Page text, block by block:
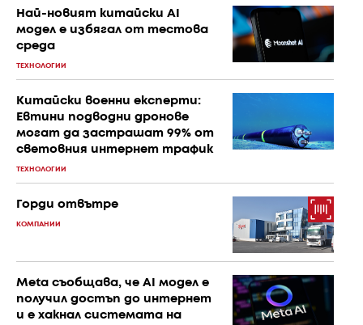
Най-новият китайски AI
модел е избягал от тестова
среда
ТЕХНОЛОГИИ
Китайски военни експерти:
Евтини подводни дронове
могат да застрашат 99% от
световния интернет трафик
ТЕХНОЛОГИИ
Горди отвътре
КОМПАНИИ
Meta съобщава, че AI модел е
получил достъп до интернет
и е хакнал системата на